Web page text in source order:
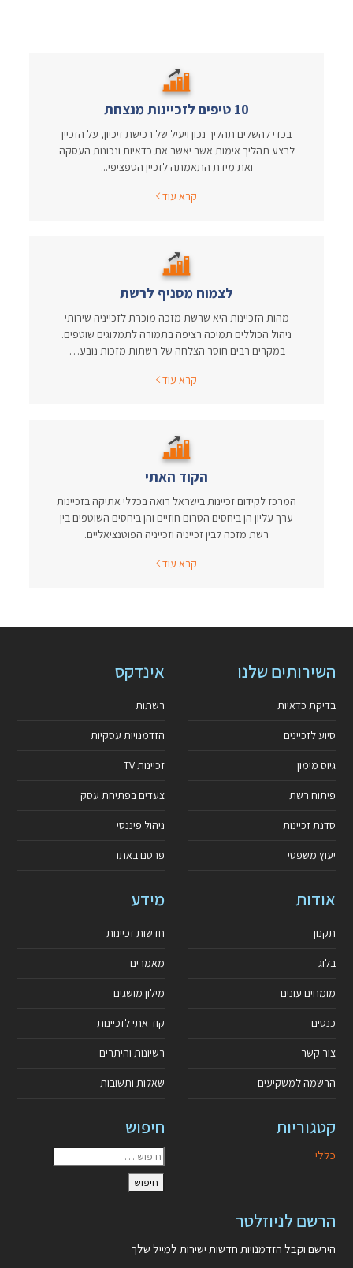
10 טיפים לזכיינות מנצחת
בכדי להשלים תהליך נכון ויעיל של רכישת זיכיון, על הזכיין
לבצע תהליך אימות אשר יאשר את כדאיות ונכונות העסקה
ואת מידת התאמתה לזכיין הספציפי...
קרא עוד
לצמוח מסניף לרשת
מהות הזכיינות היא שרשת מזכה מוכרת לזכייניה שירותי
ניהול הכוללים תמיכה רציפה בתמורה לתמלוגים שוטפים.
במקרים רבים חוסר הצלחה של רשתות מזכות נובע…
קרא עוד
הקוד האתי
המרכז לקידום זכיינות בישראל רואה בכללי אתיקה בזכיינות
ערך עליון הן ביחסים הטרום חוזיים והן ביחסים השוטפים בין
רשת מזכה לבין זכייניה וזכייניה הפוטנציאליים.
קרא עוד
השירותים שלנו
בדיקת כדאיות
סיוע לזכיינים
גיוס מימון
פיתוח רשת
סדנת זכיינות
יעוץ משפטי
אינדקס
רשתות
הזדמנויות עסקיות
זכיינות TV
צעדים בפתיחת עסק
ניהול פיננסי
פרסם באתר
אודות
תקנון
בלוג
מומחים עונים
כנסים
צור קשר
הרשמה למשקיעים
מידע
חדשות זכיינות
מאמרים
מילון מושגים
קוד אתי לזכיינות
רשיונות והיתרים
שאלות ותשובות
קטגוריות
כללי
חיפוש
הרשם לניוזלטר
הירשם וקבל הזדמנויות חדשות ישירות למייל שלך